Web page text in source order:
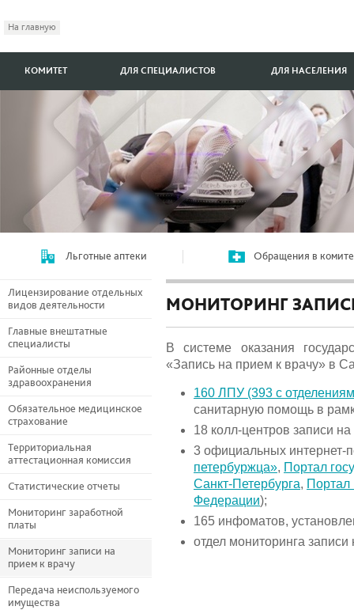
На главную
КОМИТЕТ ДЛЯ СПЕЦИАЛИСТОВ ДЛЯ НАСЕЛЕНИЯ
Льготные аптеки Обращения в
Лицензирование отдельных
видов деятельности
Главные внештатные
специалисты
Районные отделы
здравоохранения
Обязательное медицинское
страхование
Территориальная
аттестационная комиссия
Статистические отчеты
Мониторинг заработной
платы
Мониторинг записи на
прием к врачу
Передача неиспользуемого
имущества
МОНИТОРИНГ
В системе оказания
«Запись на прием к врачу» в
160 ЛПУ (393 с
санитарную помощь в
18 колл-центров записи
3 официальных интернет-
петербуржца», Портал
Санкт-Петербурга, Портал
Федерации);
165 инфоматов,
отдел мониторинга